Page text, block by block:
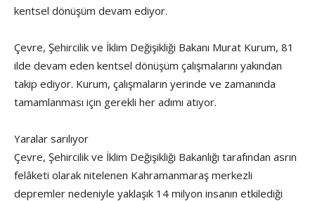
kentsel dönüşüm devam ediyor.
Çevre, Şehircilik ve İklim Değişikliği Bakanı Murat Kurum, 81
ilde devam eden kentsel dönüşüm çalışmalarını yakından
takip ediyor. Kurum, çalışmaların yerinde ve zamanında
tamamlanması için gerekli her adımı atıyor.
Yaralar sarılıyor
Çevre, Şehircilik ve İklim Değişikliği Bakanlığı tarafından asrın
felâketi olarak nitelenen Kahramanmaraş merkezli
depremler nedeniyle yaklaşık 14 milyon insanın etkilediği